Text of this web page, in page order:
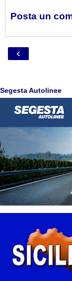
Posta un
‹
Segesta Autolinee